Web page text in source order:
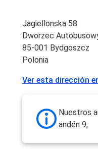
Jagiellonska 58
Dworzec
85-001 Bydgoszcz
Polonia
Ver esta dirección
Nuestros
andén 9,